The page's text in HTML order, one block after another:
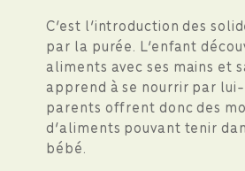
C’est l’introduction des
par la purée. L’enfant
aliments avec ses mains et
apprend à se nourrir par
parents offrent donc des
d’aliments pouvant tenir
bébé.